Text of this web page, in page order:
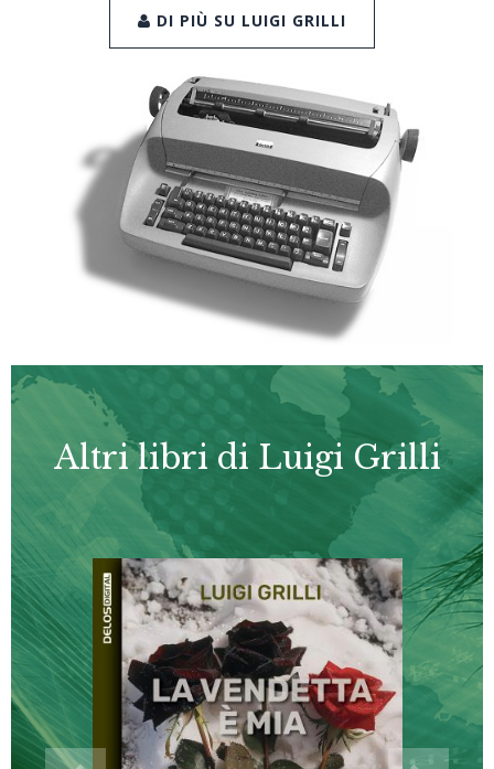
DI PIÙ SU LUIGI GRILLI
Altri libri di Luigi Grilli